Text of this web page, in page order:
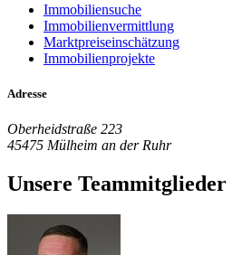
Immobiliensuche
Immobilienvermittlung
Marktpreiseinschätzung
Immobilienprojekte
Adresse
Oberheidstraße 223
45475 Mülheim an der Ruhr
Unsere Teammitglieder